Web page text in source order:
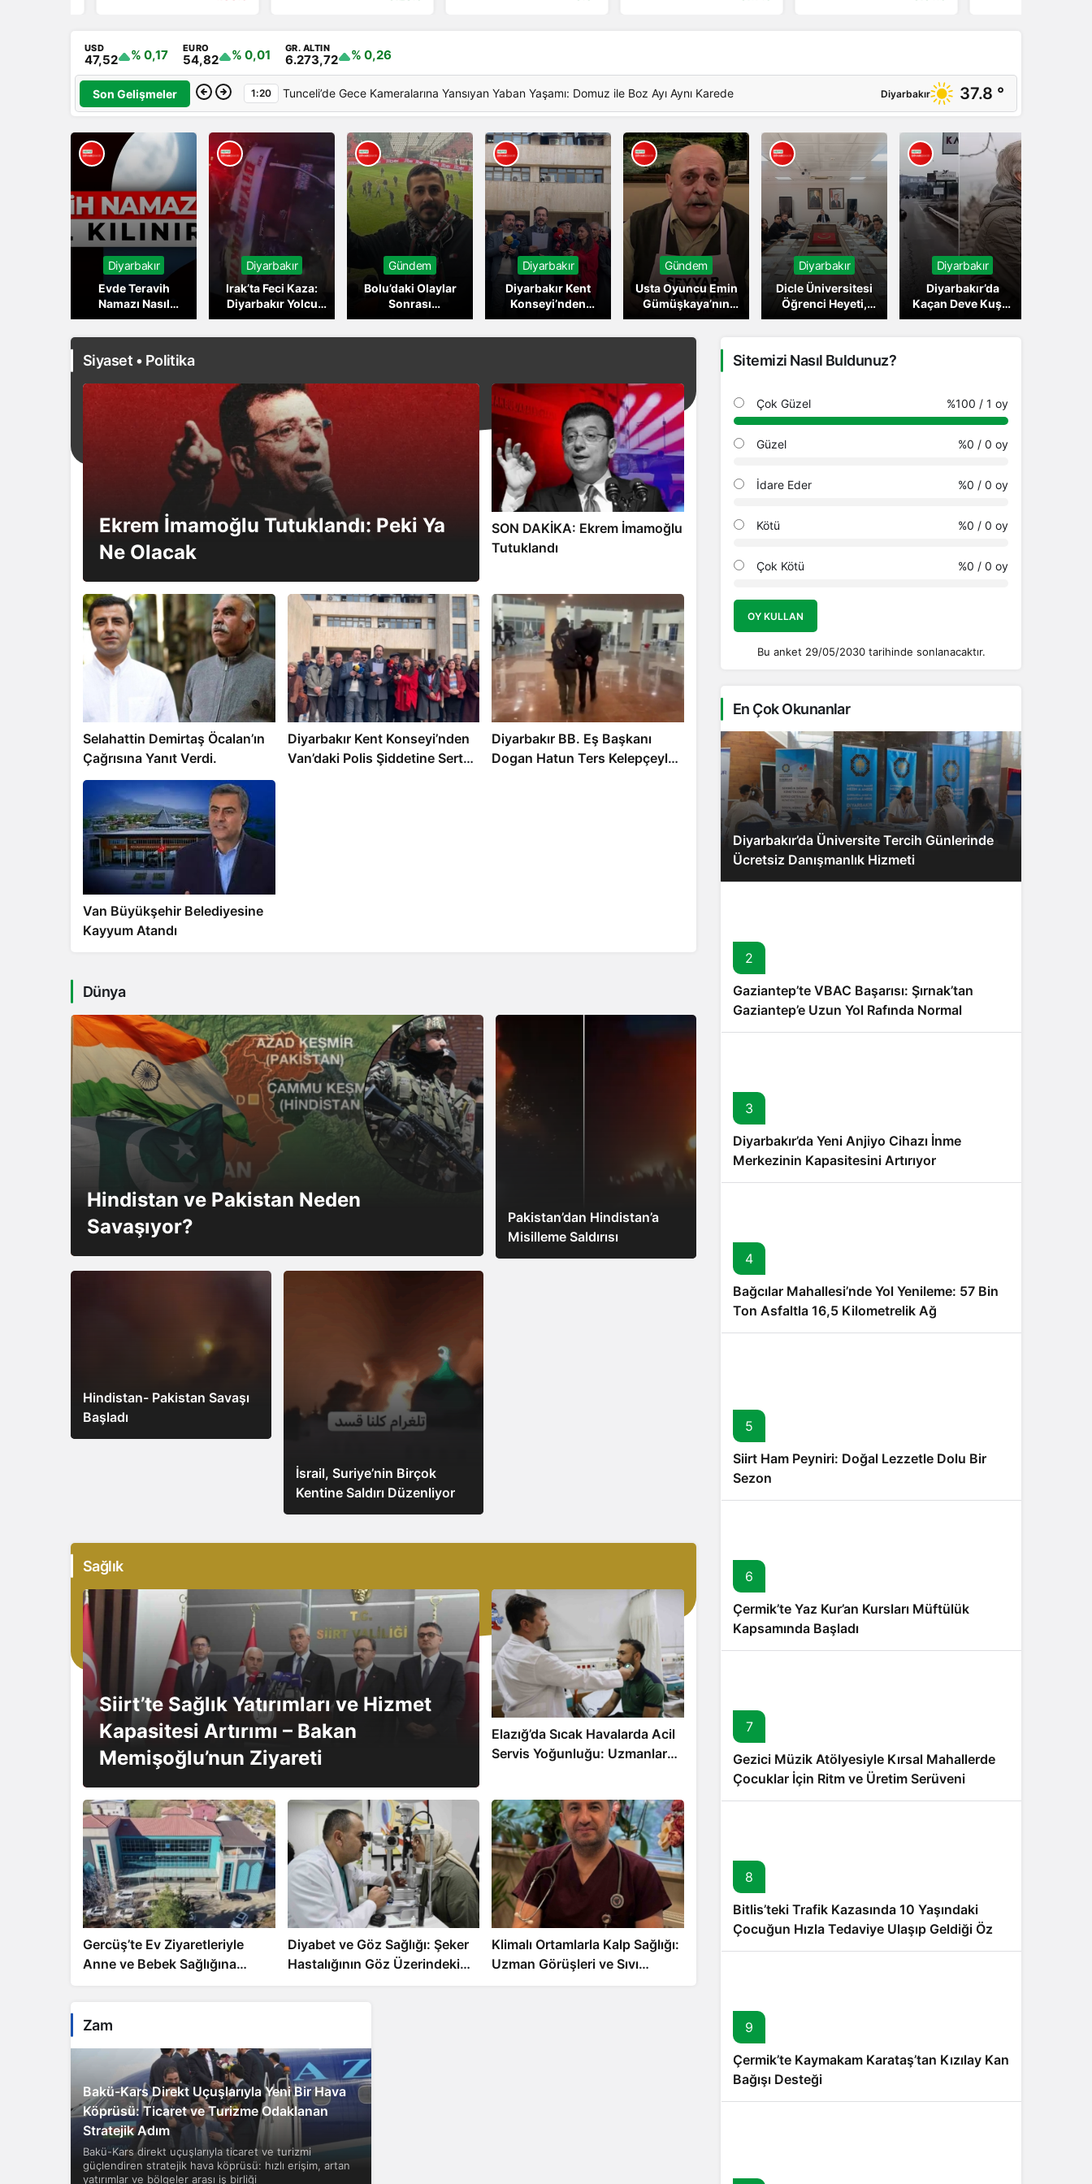
USD
47,52 % 0,17 EURO
54,82 % 0,01 GR. ALTIN
6.273,72 % 0,26
Son Gelişmeler 1:20 Tunceli’de Gece Kameralarına Yansıyan Yaban Yaşamı: Domuz ile Boz Ayı Aynı Karede Diyarbakır 37.8 °
Diyarbakır
Evde Teravih
Namazı Nasıl
Kılınır? İşte
Detaylar
Diyarbakır
Irak’ta Feci Kaza:
Diyarbakır Yolcu
Otobüsü Erbil’de
Devrildi
Gündem
Bolu’daki Olaylar
Sonrası
Amedspor’lu
Taraftar Tutuklu
Diyarbakır
Diyarbakır Kent
Konseyi’nden
Van’daki Polis
Şiddetine Sert
Gündem
Usta Oyuncu Emin
Gümüşkaya’nın
Ölüm Nedeni Belli
Oldu mu?
Diyarbakır
Dicle Üniversitesi
Öğrenci Heyeti,
Yemekhane ve
Diyarbakır
Diyarbakır’da
Kaçan Deve Kuşu,
Günler Sonra
Siyaset • Politika
Ekrem İmamoğlu Tutuklandı: Peki Ya
Ne Olacak
SON DAKİKA: Ekrem İmamoğlu
Tutuklandı
Selahattin Demirtaş Öcalan’ın
Çağrısına Yanıt Verdi.
Diyarbakır Kent Konseyi’nden
Van’daki Polis Şiddetine Sert
Diyarbakır BB. Eş Başkanı
Dogan Hatun Ters Kelepçeyle
Van Büyükşehir Belediyesine
Kayyum Atandı
Dünya
Hindistan ve Pakistan Neden
Savaşıyor?
Pakistan’dan Hindistan’a
Misilleme Saldırısı
Hindistan- Pakistan Savaşı
Başladı
İsrail, Suriye’nin Birçok
Kentine Saldırı Düzenliyor
Sağlık
Siirt’te Sağlık Yatırımları ve Hizmet
Kapasitesi Artırımı – Bakan
Memişoğlu’nun Ziyareti
Elazığ’da Sıcak Havalarda Acil
Servis Yoğunluğu: Uzmanlar
Gercüş’te Ev Ziyaretleriyle
Anne ve Bebek Sağlığına
Diyabet ve Göz Sağlığı: Şeker
Hastalığının Göz Üzerindeki
Klimalı Ortamlarla Kalp Sağlığı:
Uzman Görüşleri ve Sıvı
Zam
Bakü-Kars Direkt Uçuşlarıyla Yeni Bir Hava
Köprüsü: Ticaret ve Turizme Odaklanan
Stratejik Adım
Bakü-Kars direkt uçuşlarıyla ticaret ve turizmi
güçlendiren stratejik hava köprüsü: hızlı erişim, artan
yatırımlar ve bölgeler arası iş birliği
Sitemizi Nasıl Buldunuz?
Çok Güzel %100 / 1 oy
Güzel %0 / 0 oy
İdare Eder %0 / 0 oy
Kötü %0 / 0 oy
Çok Kötü %0 / 0 oy
OY KULLAN
Bu anket 29/05/2030 tarihinde sonlanacaktır.
En Çok Okunanlar
Diyarbakır’da Üniversite Tercih Günlerinde
Ücretsiz Danışmanlık Hizmeti
2
Gaziantep’te VBAC Başarısı: Şırnak’tan
Gaziantep’e Uzun Yol Rafında Normal
Doğumla Bebeğe Kavuşan Ercan Çifti
3
Diyarbakır’da Yeni Anjiyo Cihazı İnme
Merkezinin Kapasitesini Artırıyor
4
Bağcılar Mahallesi’nde Yol Yenileme: 57 Bin
Ton Asfaltla 16,5 Kilometrelik Ağ
Güncellendi
5
Siirt Ham Peyniri: Doğal Lezzetle Dolu Bir
Sezon
6
Çermik’te Yaz Kur’an Kursları Müftülük
Kapsamında Başladı
7
Gezici Müzik Atölyesiyle Kırsal Mahallerde
Çocuklar İçin Ritm ve Üretim Serüveni
8
Bitlis’teki Trafik Kazasında 10 Yaşındaki
Çocuğun Hızla Tedaviye Ulaşıp Geldiği Özel
Operasyon
9
Çermik’te Kaymakam Karataş’tan Kızılay Kan
Bağışı Desteği